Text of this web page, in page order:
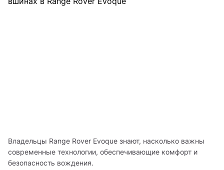
Владельцы Range Rover Evoque знают, насколько важны
современные технологии, обеспечивающие комфорт и
безопасность вождения.